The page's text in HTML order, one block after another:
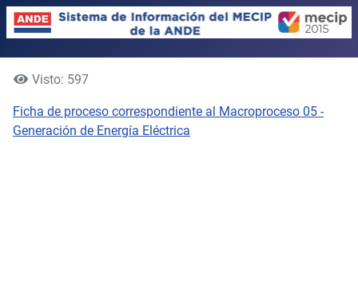
Visto: 597
Ficha de proceso correspondiente al Macroproceso 05 -
Generación de Energía Eléctrica